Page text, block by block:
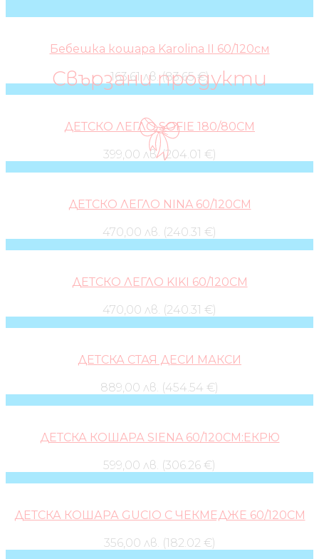
Свързани продукти
Бебешка кошара Karolina II 60/120см
163,61 лв. (83.65 €)
ДЕТСКО ЛЕГЛО SOFIE 180/80СМ
399,00 лв. (204.01 €)
ДЕТСКО ЛЕГЛО NINA 60/120СМ
470,00 лв. (240.31 €)
ДЕТСКО ЛЕГЛО KIKI 60/120СМ
470,00 лв. (240.31 €)
ДЕТСКА СТАЯ ДЕСИ МАКСИ
889,00 лв. (454.54 €)
ДЕТСКА КОШАРА SIENA 60/120СМ:ЕКРЮ
599,00 лв. (306.26 €)
ДЕТСКА КОШАРА GUCIO С ЧЕКМЕДЖЕ 60/120СМ
356,00 лв. (182.02 €)